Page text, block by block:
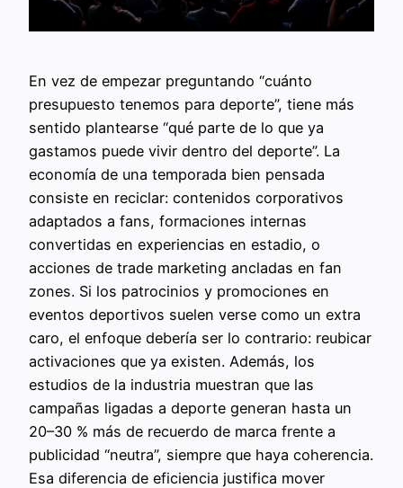
En vez de empezar preguntando “cuánto
presupuesto tenemos para deporte”, tiene más
sentido plantearse “qué parte de lo que ya
gastamos puede vivir dentro del deporte”. La
economía de una temporada bien pensada
consiste en reciclar: contenidos corporativos
adaptados a fans, formaciones internas
convertidas en experiencias en estadio, o
acciones de trade marketing ancladas en fan
zones. Si los patrocinios y promociones en
eventos deportivos suelen verse como un extra
caro, el enfoque debería ser lo contrario: reubicar
activaciones que ya existen. Además, los
estudios de la industria muestran que las
campañas ligadas a deporte generan hasta un
20–30 % más de recuerdo de marca frente a
publicidad “neutra”, siempre que haya coherencia.
Esa diferencia de eficiencia justifica mover